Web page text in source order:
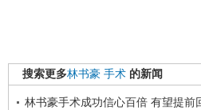
搜索更多林书豪 手术 的新闻
林书豪手术成功信心百倍 有望提前